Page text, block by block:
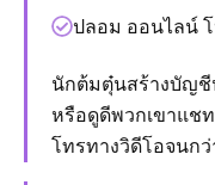
ปลอม ออนไลน์
นักต้มตุ๋นสร้างบัญชี
หรือดูดีพวกเขาแช
โทรทางวิดีโอจนก